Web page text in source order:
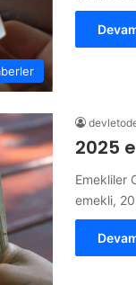
2025
Emekliler
emekli,